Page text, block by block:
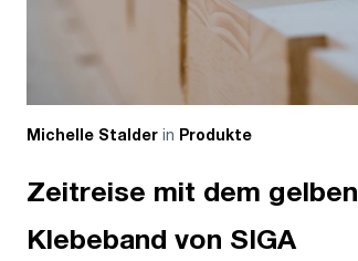
Michelle Stalder in Produkte
Zeitreise mit dem gelben
Klebeband von SIGA